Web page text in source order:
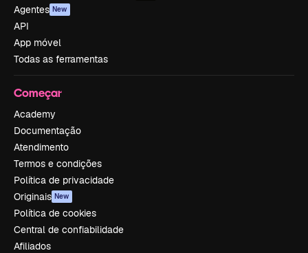
Agentes New
API
App móvel
Todas as ferramentas
Começar
Academy
Documentação
Atendimento
Termos e condições
Política de privacidade
Originais New
Política de cookies
Central de confiabilidade
Afiliados